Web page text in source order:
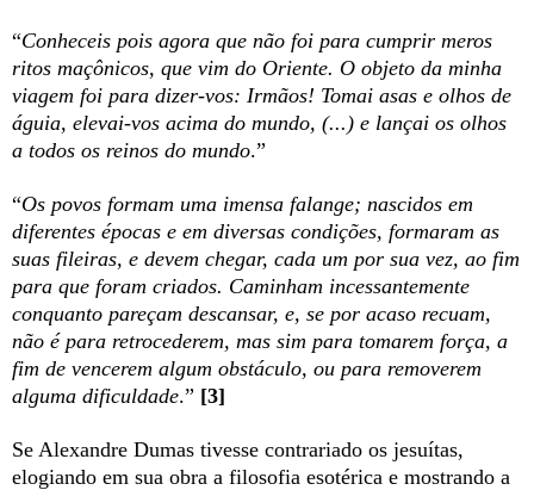
“Conheceis pois agora que não foi para cumprir meros
ritos maçônicos, que vim do Oriente. O objeto da minha
viagem foi para dizer-vos: Irmãos! Tomai asas e olhos de
águia, elevai-vos acima do mundo, (...) e lançai os olhos
a todos os reinos do mundo.”
“Os povos formam uma imensa falange; nascidos em
diferentes épocas e em diversas condições, formaram as
suas fileiras, e devem chegar, cada um por sua vez, ao fim
para que foram criados. Caminham incessantemente
conquanto pareçam descansar, e, se por acaso recuam,
não é para retrocederem, mas sim para tomarem força, a
fim de vencerem algum obstáculo, ou para removerem
alguma dificuldade.” [3]
Se Alexandre Dumas tivesse contrariado os jesuítas,
elogiando em sua obra a filosofia esotérica e mostrando a